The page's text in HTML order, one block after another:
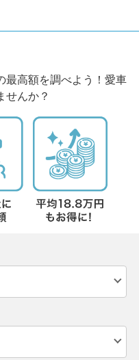
最高額を調べよう！愛車
せんか？